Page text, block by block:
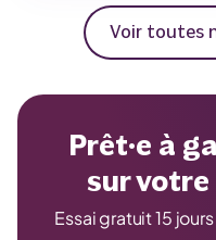
Voir toutes
Prêt·e à
sur
Essai gratuit 15